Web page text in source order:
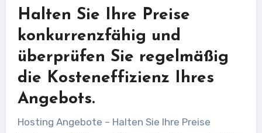
Halten Sie Ihre Preise
konkurrenzfähig und
überprüfen Sie regelmäßig
die Kosteneffizienz Ihres
Angebots.
Hosting Angebote – Halten Sie Ihre Preise